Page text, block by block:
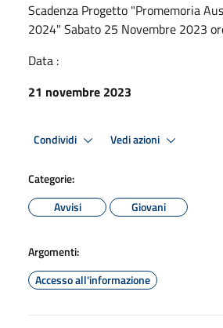
Scadenza Progetto "Promemoria
2024" Sabato 25 Novembre 2023
Data :
21 novembre 2023
Condividi Vedi azioni
Categorie:
Avvisi
Giovani
Argomenti:
Accesso all'informazione